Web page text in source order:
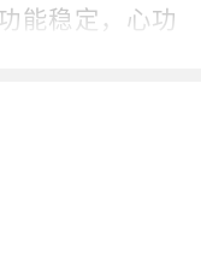
能稳定，心功